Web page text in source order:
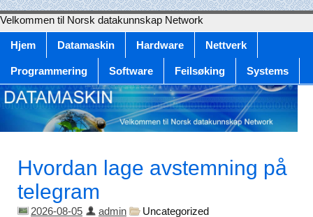
Velkommen til Norsk datakunnskap Network
Hjem Datamaskin Hardware Nettverk
Programmering Software Feilsøking Systems
Hvordan lage avstemning på
telegram
2026-08-05 admin
Uncategorized